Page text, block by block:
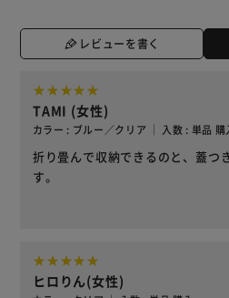
レビューを書く
TAMI (女性)
カラー : ブルー／クリア ｜ 入数 : 単品 購
折り畳んで収納できるのと、蓋つ
す。
ヒロりん(女性)